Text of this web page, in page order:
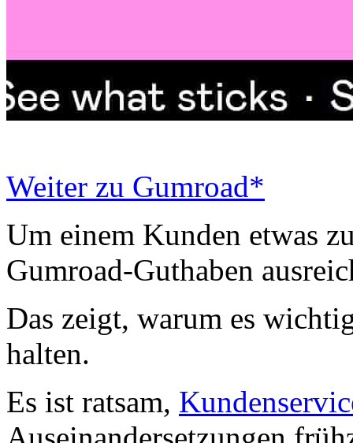
Weiter zu Gumroad*
Um einem Kunden etwas
Gumroad-Guthaben
Das zeigt, warum es
halten.
Es ist ratsam,